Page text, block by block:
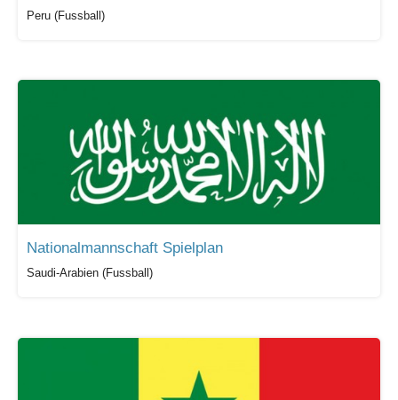
Peru (Fussball)
Nationalmannschaft Spielplan
Saudi-Arabien (Fussball)